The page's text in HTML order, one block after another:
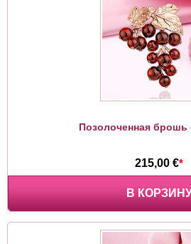
Позолоченная брошь
215,00 €*
В